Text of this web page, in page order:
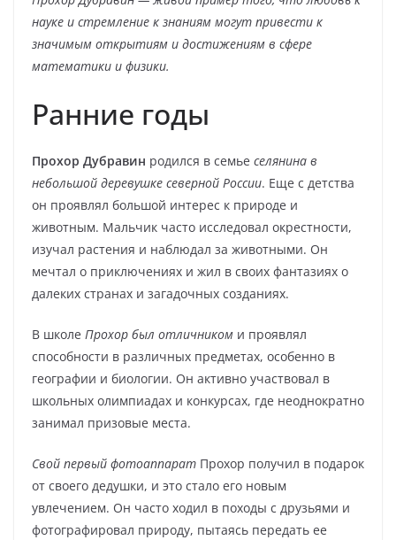
науке и стремление к знаниям могут привести к
значимым открытиям и достижениям в сфере
математики и физики.
Ранние годы
Прохор Дубравин родился в семье селянина в
небольшой деревушке северной России. Еще с детства
он проявлял большой интерес к природе и
животным. Мальчик часто исследовал окрестности,
изучал растения и наблюдал за животными. Он
мечтал о приключениях и жил в своих фантазиях о
далеких странах и загадочных созданиях.
В школе Прохор был отличником и проявлял
способности в различных предметах, особенно в
географии и биологии. Он активно участвовал в
школьных олимпиадах и конкурсах, где неоднократно
занимал призовые места.
Свой первый фотоаппарат Прохор получил в подарок
от своего дедушки, и это стало его новым
увлечением. Он часто ходил в походы с друзьями и
фотографировал природу, пытаясь передать ее